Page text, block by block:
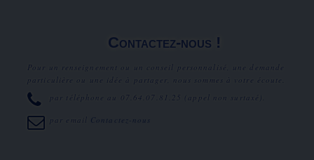
Contactez-nous !
Pour un renseignement ou un conseil personnalisé, une demande
particulière ou une idée à partager, nous sommes à votre écoute.
par téléphone au
07.64.07.81.25 (appel non surtaxé).
par email Contactez-nous